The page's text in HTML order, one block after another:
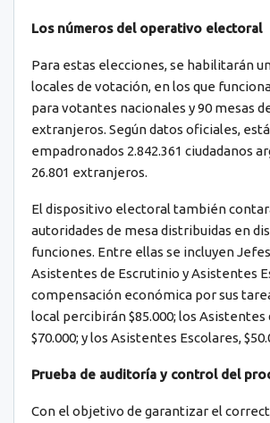
Los números del operativo electoral
Para estas elecciones, se habilitarán
locales de votación, en los que
para votantes nacionales y 90 mesas
extranjeros. Según datos oficiales,
empadronados 2.842.361 ciudadanos
26.801 extranjeros.
El dispositivo electoral también
autoridades de mesa distribuidas en
funciones. Entre ellas se incluyen
Asistentes de Escrutinio y Asistentes
compensación económica por sus
local percibirán $85.000; los Asistentes
$70.000; y los Asistentes Escolares,
Prueba de auditoría y control del
Con el objetivo de garantizar el